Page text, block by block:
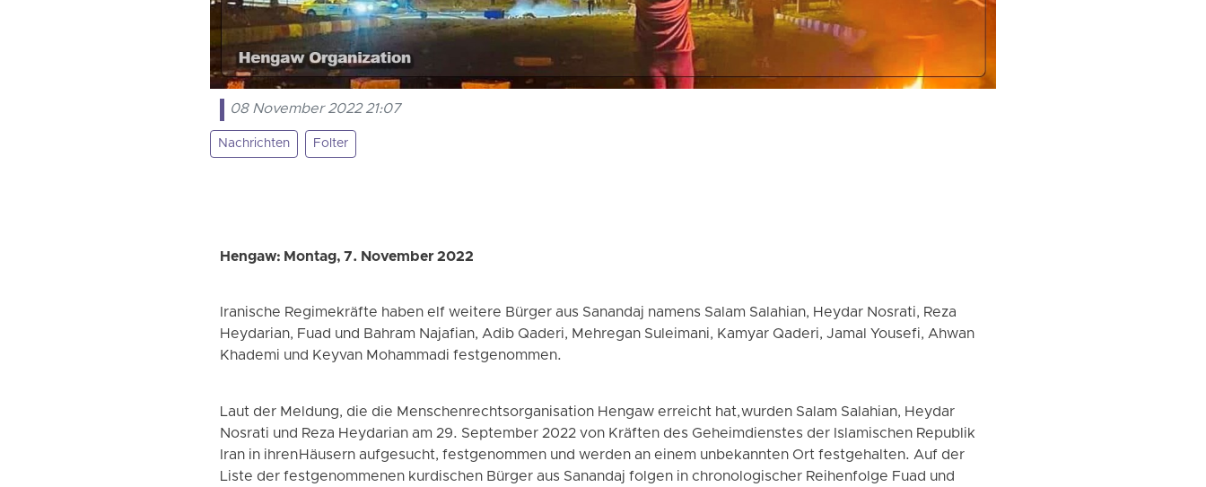
08 November 2022 21:07
Nachrichten Folter
Hengaw: Montag, 7. November 2022
Iranische Regimekräfte haben elf weitere Bürger aus Sanandaj namens Salam Salahian, Heydar Nosrati, Reza
Heydarian, Fuad und Bahram Najafian, Adib Qaderi, Mehregan Suleimani, Kamyar Qaderi, Jamal Yousefi, Ahwan
Khademi und Keyvan Mohammadi festgenommen.
Laut der Meldung, die die Menschenrechtsorganisation Hengaw erreicht hat, wurden Salam Salahian, Heydar
Nosrati und Reza Heydarian am 29. September 2022 von Kräften des Geheimdienstes der Islamischen Republik
Iran in ihren Häusern aufgesucht, festgenommen und werden an einem unbekannten Ort festgehalten. Auf der
Liste der festgenommenen kurdischen Bürger aus Sanandaj folgen in chronologischer Reihenfolge Fuad und